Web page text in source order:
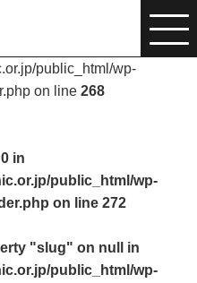
public_html/wp-
on line 268
in
public_html/wp-
on line 272
"slug" on null in
public_html/wp-